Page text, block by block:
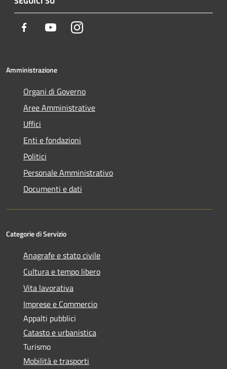
Facebook YoutubeInstagram
Amministrazione
Organi di Governo
Aree Amministrative
Uffici
Enti e fondazioni
Politici
Personale Amministrativo
Documenti e dati
Categorie di Servizio
Anagrafe e stato civile
Cultura e tempo libero
Vita lavorativa
Imprese e Commercio
Appalti pubblici
Catasto e urbanistica
Turismo
Mobilità e trasporti